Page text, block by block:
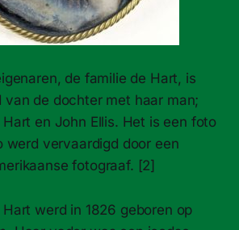
de familie de Hart, is
van de dochter met haar man;
en John Ellis. Het is een foto
werd vervaardigd door een
fotograaf. [2]
werd in 1826 geboren op